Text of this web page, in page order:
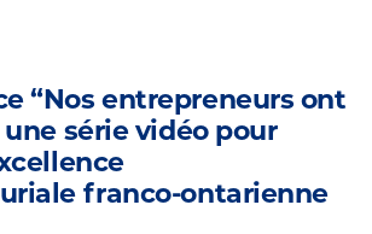
“Nos entrepreneurs ont
série vidéo pour
franco-ontarienne